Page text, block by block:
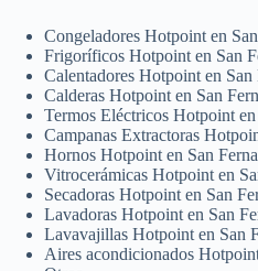
Congeladores Hotpoint en
Frigoríficos Hotpoint en San
Calentadores Hotpoint en San
Calderas Hotpoint en San
Termos Eléctricos Hotpoint
Campanas Extractoras
Hornos Hotpoint en San
Vitrocerámicas Hotpoint en
Secadoras Hotpoint en San
Lavadoras Hotpoint en San
Lavavajillas Hotpoint en San
Aires acondicionados